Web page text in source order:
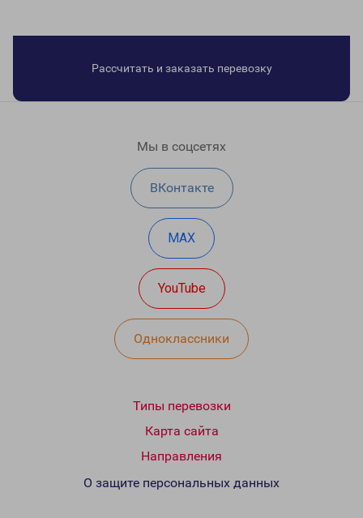
Рассчитать и заказать перевозку
Мы в соцсетях
ВКонтакте
MAX
YouTube
Одноклассники
Типы перевозки
Карта сайта
Направления
О защите персональных данных